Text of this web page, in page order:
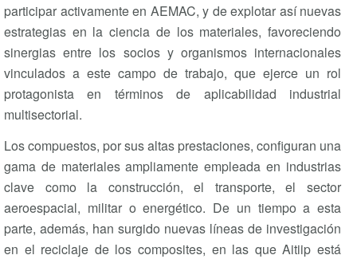
participar activamente en AEMAC, y de explotar así nuevas
estrategias en la ciencia de los materiales, favoreciendo
sinergias entre los socios y organismos internacionales
vinculados a este campo de trabajo, que ejerce un rol
protagonista en términos de aplicabilidad industrial
multisectorial.
Los compuestos, por sus altas prestaciones, configuran una
gama de materiales ampliamente empleada en industrias
clave como la construcción, el transporte, el sector
aeroespacial, militar o energético. De un tiempo a esta
parte, además, han surgido nuevas líneas de investigación
en el reciclaje de los composites, en las que Aitiip está